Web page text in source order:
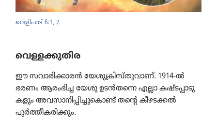
വെളിപാട്‌ 6:1, 2
വെള്ളക്കുതിര
ഈ സവാരി​ക്കാ​രൻ യേശു​ക്രി​സ്‌തു​വാണ്‌. 1914-ൽ
ഭരണം ആരംഭിച്ച യേശു ഉടൻതന്നെ എല്ലാ കഷ്ടപ്പാ​ടു​
ക​ളും അവസാ​നി​പ്പി​ച്ചു​കൊണ്ട്‌ തന്റെ കീഴടക്കൽ
പൂർത്തീ​ക​രി​ക്കും.